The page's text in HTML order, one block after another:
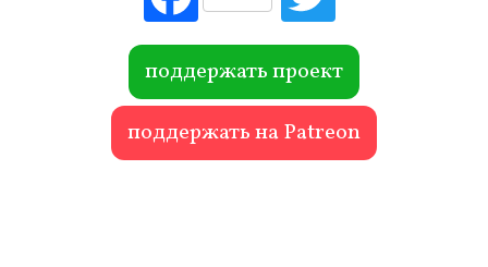
ebo
ok r
поддержать проект
поддержать на Patreon